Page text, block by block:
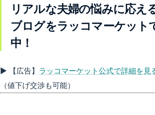
リアルな夫婦の悩みに応え
ブログをラッコマーケット
中！
▶ 【広告】 ラッコマーケット公式で詳細を見
（値下げ交渉も可能）